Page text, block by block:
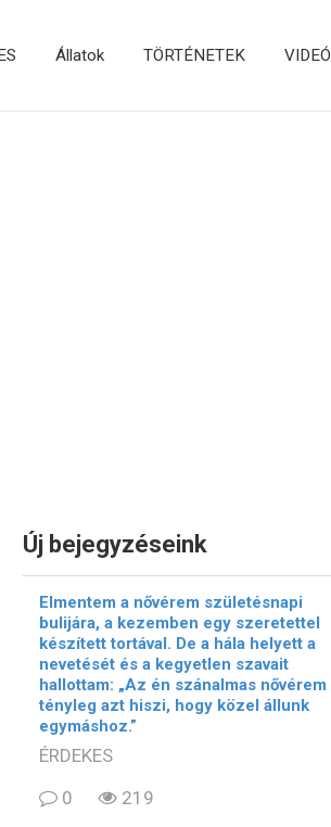
Állatok TÖRTÉNETEK VIDEÓ
Új bejegyzéseink
Elmentem a nővérem születésnapi
bulijára, a kezemben egy szeretettel
készített tortával. De a hála helyett a
nevetését és a kegyetlen szavait
hallottam: „Az én szánalmas nővérem
tényleg azt hiszi, hogy közel állunk
egymáshoz.”
ÉRDEKES
0
219